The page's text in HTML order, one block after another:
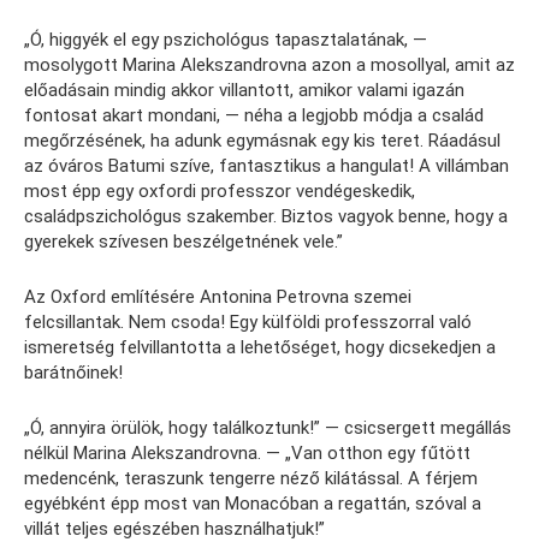
„Ó, higgyék el egy pszichológus tapasztalatának, —
mosolygott Marina Alekszandrovna azon a mosollyal, amit az
előadásain mindig akkor villantott, amikor valami igazán
fontosat akart mondani, — néha a legjobb módja a család
megőrzésének, ha adunk egymásnak egy kis teret. Ráadásul
az óváros Batumi szíve, fantasztikus a hangulat! A villámban
most épp egy oxfordi professzor vendégeskedik,
családpszichológus szakember. Biztos vagyok benne, hogy a
gyerekek szívesen beszélgetnének vele.”
Az Oxford említésére Antonina Petrovna szemei
felcsillantak. Nem csoda! Egy külföldi professzorral való
ismeretség felvillantotta a lehetőséget, hogy dicsekedjen a
barátnőinek!
„Ó, annyira örülök, hogy találkoztunk!” — csicsergett megállás
nélkül Marina Alekszandrovna. — „Van otthon egy fűtött
medencénk, teraszunk tengerre néző kilátással. A férjem
egyébként épp most van Monacóban a regattán, szóval a
villát teljes egészében használhatjuk!”